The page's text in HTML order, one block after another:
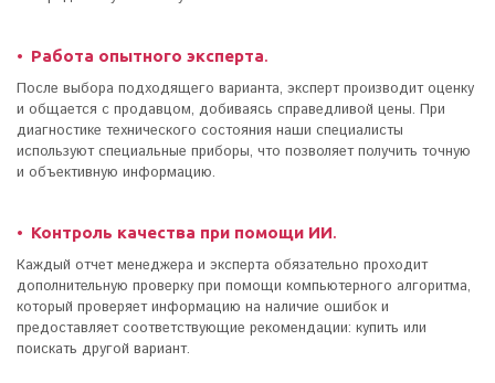
Работа опытного эксперта.
После выбора подходящего варианта, эксперт производит оценку
и общается с продавцом, добиваясь справедливой цены. При
диагностике технического состояния наши специалисты
используют специальные приборы, что позволяет получить точную
и объективную информацию.
Контроль качества при помощи ИИ.
Каждый отчет менеджера и эксперта обязательно проходит
дополнительную проверку при помощи компьютерного алгоритма,
который проверяет информацию на наличие ошибок и
предоставляет соответствующие рекомендации: купить или
поискать другой вариант.